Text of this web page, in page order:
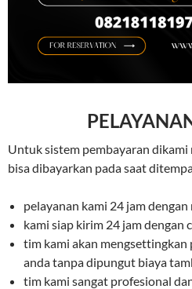
Untuk sistem pembayaran dikami
bisa dibayarkan pada saat
pelayanan kami 24 jam
kami siap kirim 24 jam dengan
tim kami akan
anda tanpa dipungut biaya
tim kami sangat profesional